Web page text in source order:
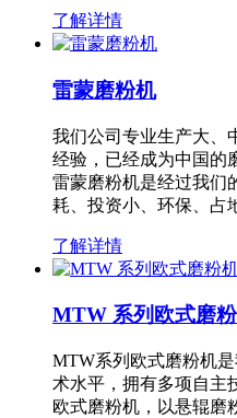
了解详情
雷蒙磨粉机
我们公司专业生产大、
经验，已经成为中国的
雷蒙磨粉机是经过我们
耗、投资小、环保、
了解详情
MTW 系列欧式磨
MTW系列欧式磨粉机
术水平，拥有多项自主
欧式磨粉机，以悬辊磨